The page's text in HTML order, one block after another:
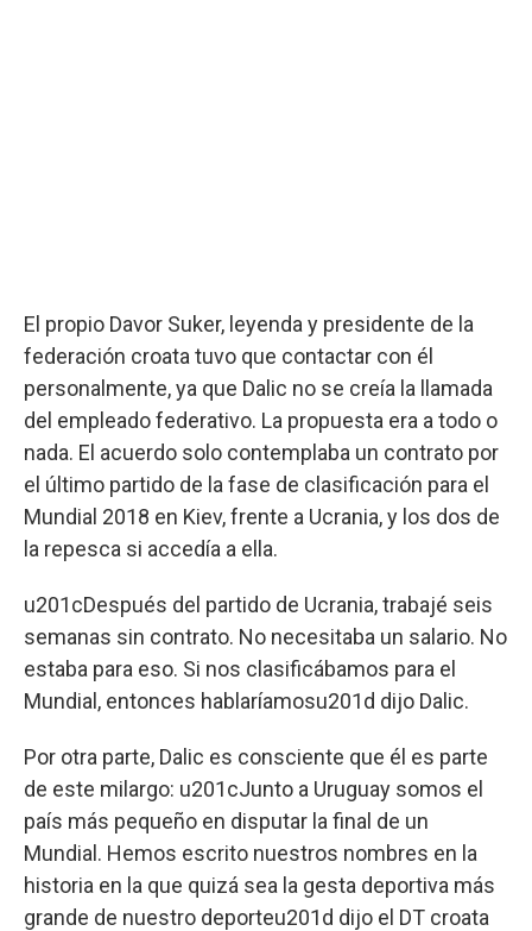
El propio Davor Suker, leyenda y presidente de la
federación croata tuvo que contactar con él
personalmente, ya que Dalic no se creía la llamada
del empleado federativo. La propuesta era a todo o
nada. El acuerdo solo contemplaba un contrato por
el último partido de la fase de clasificación para el
Mundial 2018 en Kiev, frente a Ucrania, y los dos de
la repesca si accedía a ella.
u201cDespués del partido de Ucrania, trabajé seis
semanas sin contrato. No necesitaba un salario. No
estaba para eso. Si nos clasificábamos para el
Mundial, entonces hablaríamosu201d dijo Dalic.
Por otra parte, Dalic es consciente que él es parte
de este milargo: u201cJunto a Uruguay somos el
país más pequeño en disputar la final de un
Mundial. Hemos escrito nuestros nombres en la
historia en la que quizá sea la gesta deportiva más
grande de nuestro deporteu201d dijo el DT croata